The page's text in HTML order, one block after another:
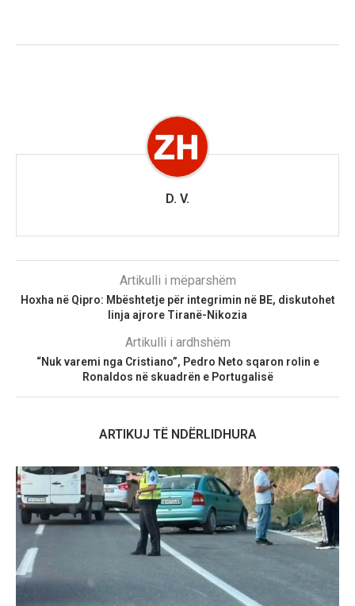
D. V.
Artikulli i mëparshëm
Hoxha në Qipro: Mbështetje për integrimin në BE, diskutohet
linja ajrore Tiranë-Nikozia
Artikulli i ardhshëm
“Nuk varemi nga Cristiano”, Pedro Neto sqaron rolin e
Ronaldos në skuadrën e Portugalisë
ARTIKUJ TË NDËRLIDHURA